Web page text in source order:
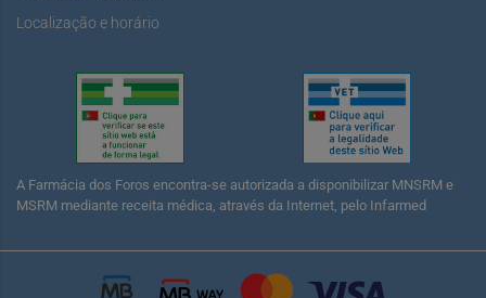
Localização e horário
A Farmácia dos Foros encontra-se autorizada a disponibilizar MNSRM e
MSRM mediante receita médica, através da Internet, pelo Infarmed